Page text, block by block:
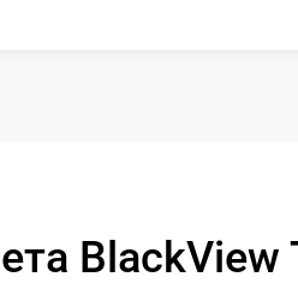
BlackView